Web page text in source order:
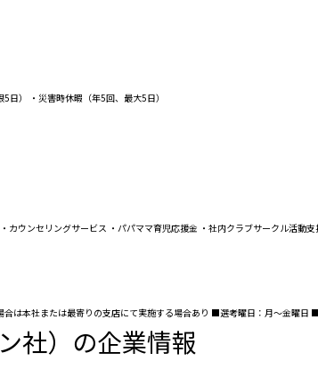
） ・災害時休暇（年5回、最大5日）
ウンセリングサービス ・パパママ育児応援金 ・社内クラブサークル活動支
本社または最寄りの支店にて実施する場合あり ■選考曜日：月～金曜
社）の企業情報